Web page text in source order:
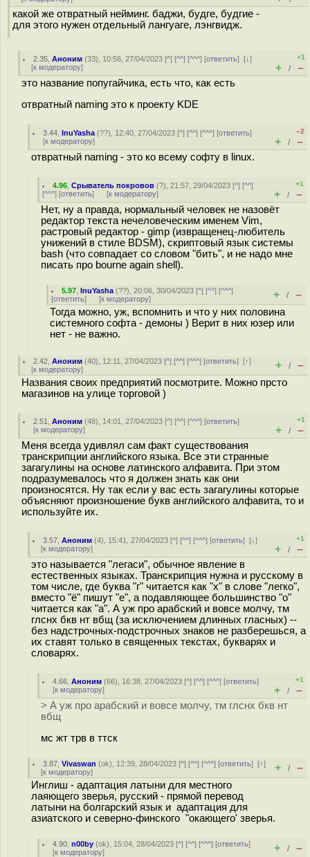
какой же отвратный нейминг. баджи, будге, будгие -
для этого нужен отдельный лангуаге, лэнгвидж.
2.35 ,Аноним (33), 10:56, 27/04/2023 [^] [^^] [^^^] [ответить][↓]
[к модератору]
+1
+ / –
это название попугайчика, есть что, как есть
отвратный naming это к проекту KDE
3.44 ,InuYasha (??), 12:40, 27/04/2023 [^] [^^] [^^^] [ответить]
[к модератору]
–2
+ / –
отвратный naming - это ко всему софту в linux.
4.96 ,Срыватель покровов (?), 21:57, 29/04/2023 [^] [^^]
[^^^] [ответить] [к модератору]
+1
+ / –
Нет, ну а правда, нормальный человек не назовёт
редактор текста нечеловеческим именем Vim,
растровый редактор - gimp (извращенец-любитель
унижений в стиле BDSM), скриптовый язык системы
bash (что совпадает со словом "бить", и не надо мне
писать про bourne again shell).
5.97 ,InuYasha (??), 20:06, 30/04/2023 [^] [^^] [^^^]
[ответить] [к модератору] + / –
Тогда можно, уж, вспомнить и что у них половина
системного софта - демоны ) Верит в них юзер или
нет - не важно.
2.42 ,Аноним (40), 12:11, 27/04/2023 [^] [^^] [^^^] [ответить][↑]
[к модератору] + / –
Названия своих предприятий посмотрите. Можно прсто
магазинов на улице торговой )
2.51 ,Аноним (48), 14:01, 27/04/2023 [^] [^^] [^^^] [ответить]
[к модератору]
+1
+ / –
Меня всегда удивлял сам факт существования
транскрипции английского языка. Все эти странные
загагулины на основе латинского алфавита. При этом
подразумевалось что я должен знать как они
произносятся. Ну так если у вас есть загагулины которые
объясняют произношение букв английского алфавита, то и
используйте их.
3.57 ,Аноним (4), 15:41, 27/04/2023 [^] [^^] [^^^] [ответить][↓]
[к модератору]
+1
+ / –
это называется "легаси", обычное явление в
естественных языках. Транскрипция нужна и русскому в
том числе, где буква "г" читается как "х" в слове "легко",
вместо "ё" пишут "е", а подавляющее большинство "о"
читается как "а". А уж про арабский и вовсе молчу, тм
глснх бкв нт вбщ (за исключением длинных гласных) --
без надстрочных-подстрочных знаков не разберешься, а
их ставят только в священных текстах, букварях и
словарях.
4.66 ,Аноним (66), 16:38, 27/04/2023 [^] [^^] [^^^] [ответить]
[к модератору]
+1
+ / –
> А уж про арабский и вовсе молчу, тм глснх бкв нт
вбщ
мс жт трв в ттск
3.87 ,Vivaswan (ok), 12:39, 28/04/2023 [^] [^^] [^^^] [ответить][↑]
[к модератору] + / –
Инглиш - адаптация латыни для местного
лаяющего зверья, русский - прямой перевод
латыни на болгарский язык и адаптация для
азиатского и северно-финского "окающего' зверья.
4.90 ,n00by (ok), 15:04, 28/04/2023 [^] [^^] [^^^] [ответить]
[к модератору] + / –